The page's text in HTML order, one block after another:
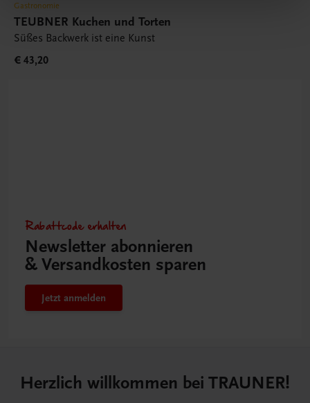
Gastronomie
TEUBNER Kuchen und Torten
Süßes Backwerk ist eine Kunst
€ 43,20
Rabattcode erhalten
Newsletter abonnieren
& Versandkosten sparen
Jetzt anmelden
Herzlich willkommen bei TRAUNER!